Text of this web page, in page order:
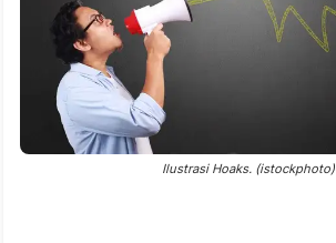
Ilustrasi Hoaks. (istockphoto)